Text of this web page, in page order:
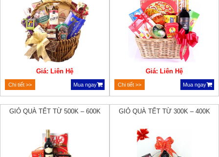
Giá: Liên Hệ
Chi tiết >> Mua ngay
Giá: Liên Hệ
Chi tiết >> Mua ngay
GIỎ QUÀ TẾT TỪ 500K – 600K GIỎ QUÀ TẾT TỪ 300K – 400K